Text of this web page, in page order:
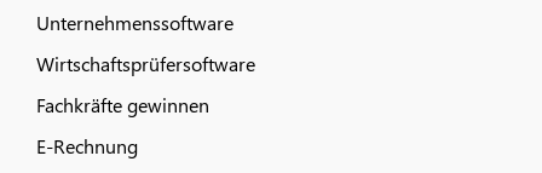
Unternehmenssoftware
Wirtschaftsprüfersoftware
Fachkräfte gewinnen
E-Rechnung